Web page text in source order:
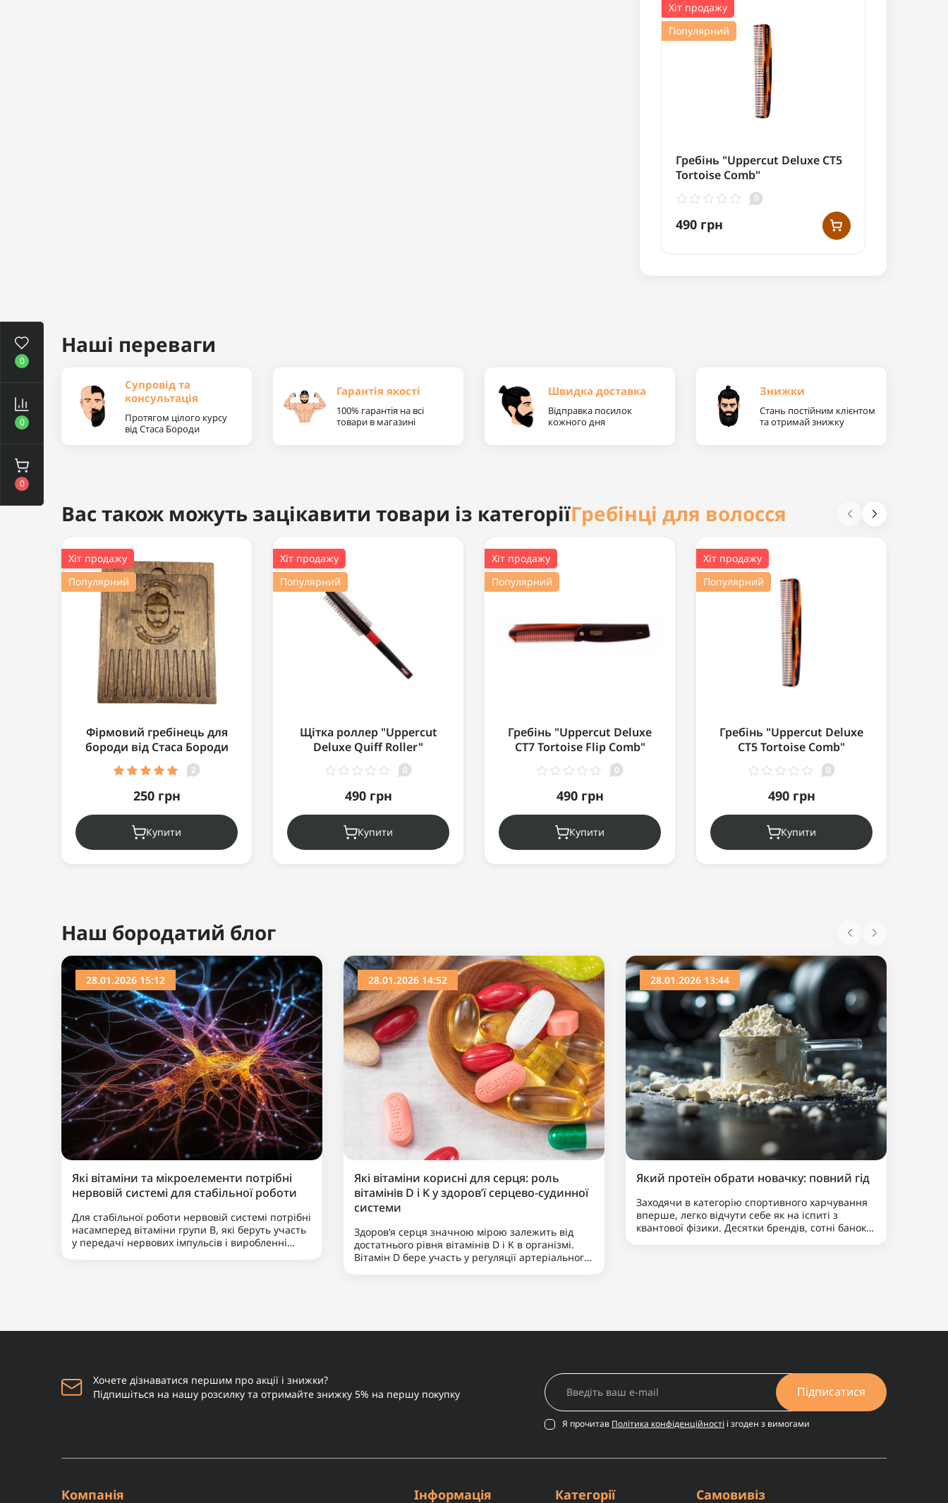
0
0
0
Хіт продажу
Популярний
Гребінь "Uppercut Deluxe CT5
Tortoise Comb"
0
490 грн
Наші переваги
Супровід та
консультація
Протягом цілого курсу
від Стаса Бороди
Гарантія якості
100% гарантія на всі
товари в магазині
Швидка доставка
Відправка посилок
кожного дня
Знижки
Стань постійним клієнтом
та отримай знижку
Вас також можуть зацікавити товари із категоріїГребінці для волосся
Хіт продажу
Популярний
Фірмовий гребінець для
бороди від Стаса Бороди
2
250 грн
Купити
Хіт продажу
Популярний
Щітка роллер "Uppercut
Deluxe Quiff Roller"
0
490 грн
Купити
Хіт продажу
Популярний
Гребінь "Uppercut Deluxe
CT7 Tortoise Flip Comb"
0
490 грн
Купити
Хіт продажу
Популярний
Гребінь "Uppercut Deluxe
CT5 Tortoise Comb"
0
490 грн
Купити
Ви дивилися
Хіт продажу
Популярний
Наш бородатий блог